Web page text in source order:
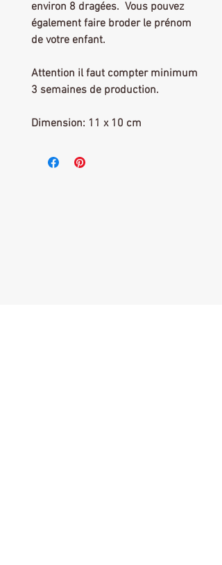
environ 8 dragées. Vous pouvez
également faire broder le prénom
de votre enfant.
Attention il faut compter minimum
3 semaines de production.
Dimension: 11 x 10 cm